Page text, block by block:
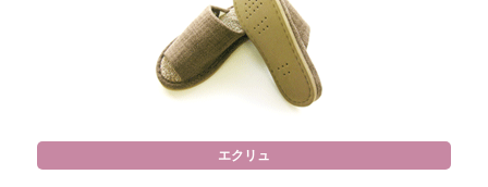
エクリュ